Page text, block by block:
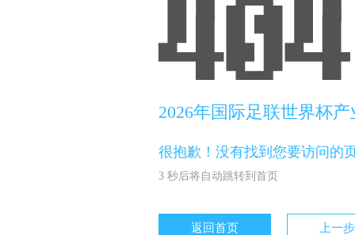
2026年国际足联世界杯
很抱歉！没有找到您要访问的页
3 秒后将自动跳转到首页
返回首页 上一步